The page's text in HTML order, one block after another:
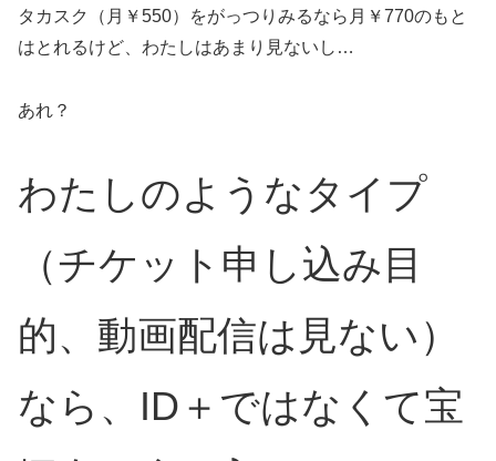
タカスク（月￥550）をがっつりみるなら月￥770のもと
はとれるけど、わたしはあまり見ないし…
あれ？
わたしのようなタイプ
（チケット申し込み目
的、動画配信は見ない）
なら、ID＋ではなくて宝